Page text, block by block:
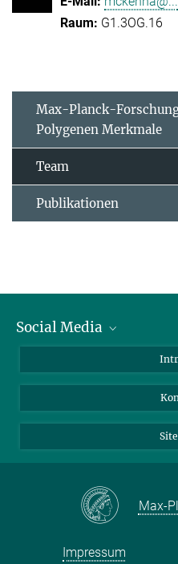
G1.3OG.16
Max-Planck-
Polygenen Merkmale
Team
Publikationen
Social Media
Max-
Impressum